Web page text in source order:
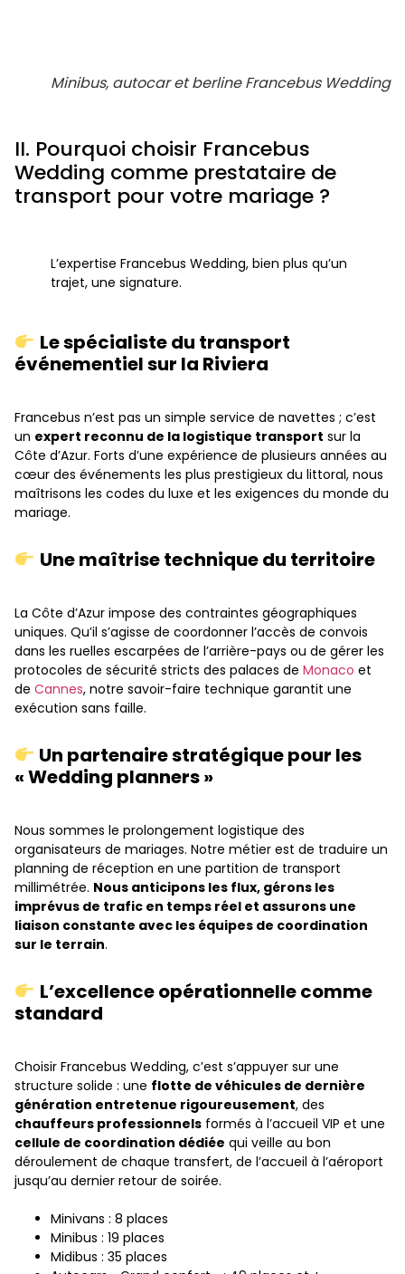
Minibus, autocar et berline Francebus Wedding
II. Pourquoi choisir Francebus
Wedding comme prestataire de
transport pour votre mariage ?
L’expertise Francebus Wedding, bien plus qu’un
trajet, une signature.
Le spécialiste du transport
événementiel sur la Riviera
Francebus n’est pas un simple service de navettes ; c’est
un expert reconnu de la logistique transport sur la
Côte d’Azur. Forts d’une expérience de plusieurs années au
cœur des événements les plus prestigieux du littoral, nous
maîtrisons les codes du luxe et les exigences du monde du
mariage.
Une maîtrise technique du territoire
La Côte d’Azur impose des contraintes géographiques
uniques. Qu’il s’agisse de coordonner l’accès de convois
dans les ruelles escarpées de l’arrière-pays ou de gérer les
protocoles de sécurité stricts des palaces de Monaco et
de Cannes, notre savoir-faire technique garantit une
exécution sans faille.
Un partenaire stratégique pour les
« Wedding planners »
Nous sommes le prolongement logistique des
organisateurs de mariages. Notre métier est de traduire un
planning de réception en une partition de transport
millimétrée. Nous anticipons les flux, gérons les
imprévus de trafic en temps réel et assurons une
liaison constante avec les équipes de coordination
sur le terrain.
L’excellence opérationnelle comme
standard
Choisir Francebus Wedding, c’est s’appuyer sur une
structure solide : une flotte de véhicules de dernière
génération entretenue rigoureusement, des
chauffeurs professionnels formés à l’accueil VIP et une
cellule de coordination dédiée qui veille au bon
déroulement de chaque transfert, de l’accueil à l’aéroport
jusqu’au dernier retour de soirée.
Minivans : 8 places
Minibus : 19 places
Midibus : 35 places